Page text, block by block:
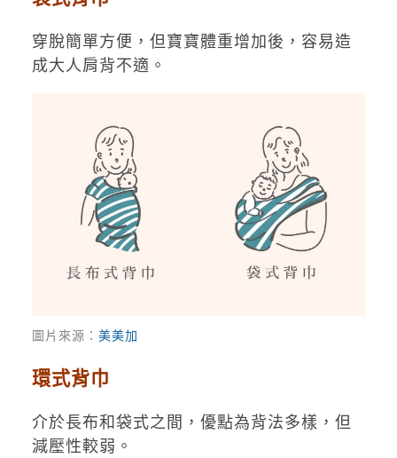
穿脫簡單方便，但寶寶體重增加後，容易造
成大人肩背不適。
圖片來源： 美美加
環式背巾
介於長布和袋式之間，優點為背法多樣，但
減壓性較弱。